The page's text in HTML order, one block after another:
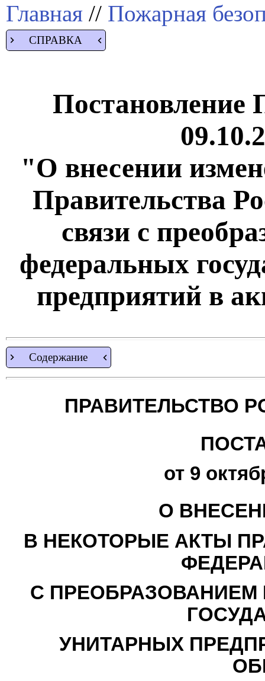
Главная // Пожарная
СПРАВКА
Постановление
"О внесении
Правительства
связи с
федеральных
предприятий в
Содержание
ПРАВИТЕЛЬСТВО
от 9
О
В НЕКОТОРЫЕ АКТЫ
С
УНИТАРНЫХ